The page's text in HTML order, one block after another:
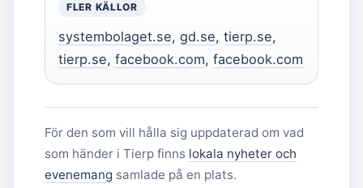
FLER KÄLLOR
systembolaget.se, gd.se, tierp.se,
tierp.se, facebook.com, facebook.com
För den som vill hålla sig uppdaterad om vad
som händer i Tierp finns lokala nyheter och
evenemang samlade på en plats.